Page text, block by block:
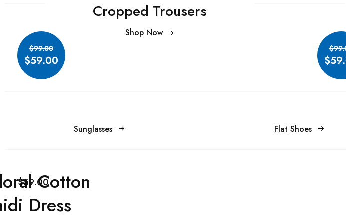
Cropped Trousers
Shop Now
$99.00
$59.00
Sunglasses Flat Shoes
$59.00Cotton
Dress